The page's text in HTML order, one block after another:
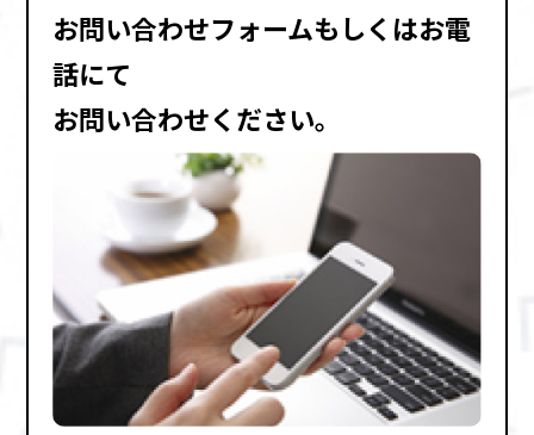
お問い合わせフォームもしくはお電
話にて
お問い合わせください。